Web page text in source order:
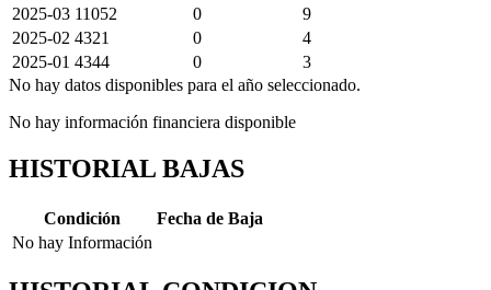
2025-03 11052 0
9
2025-02 4321 0
4
2025-01 4344 0
3
No hay datos disponibles para el año seleccionado.
No hay información financiera disponible
HISTORIAL BAJAS
Condición
Fecha de Baja
No hay Información